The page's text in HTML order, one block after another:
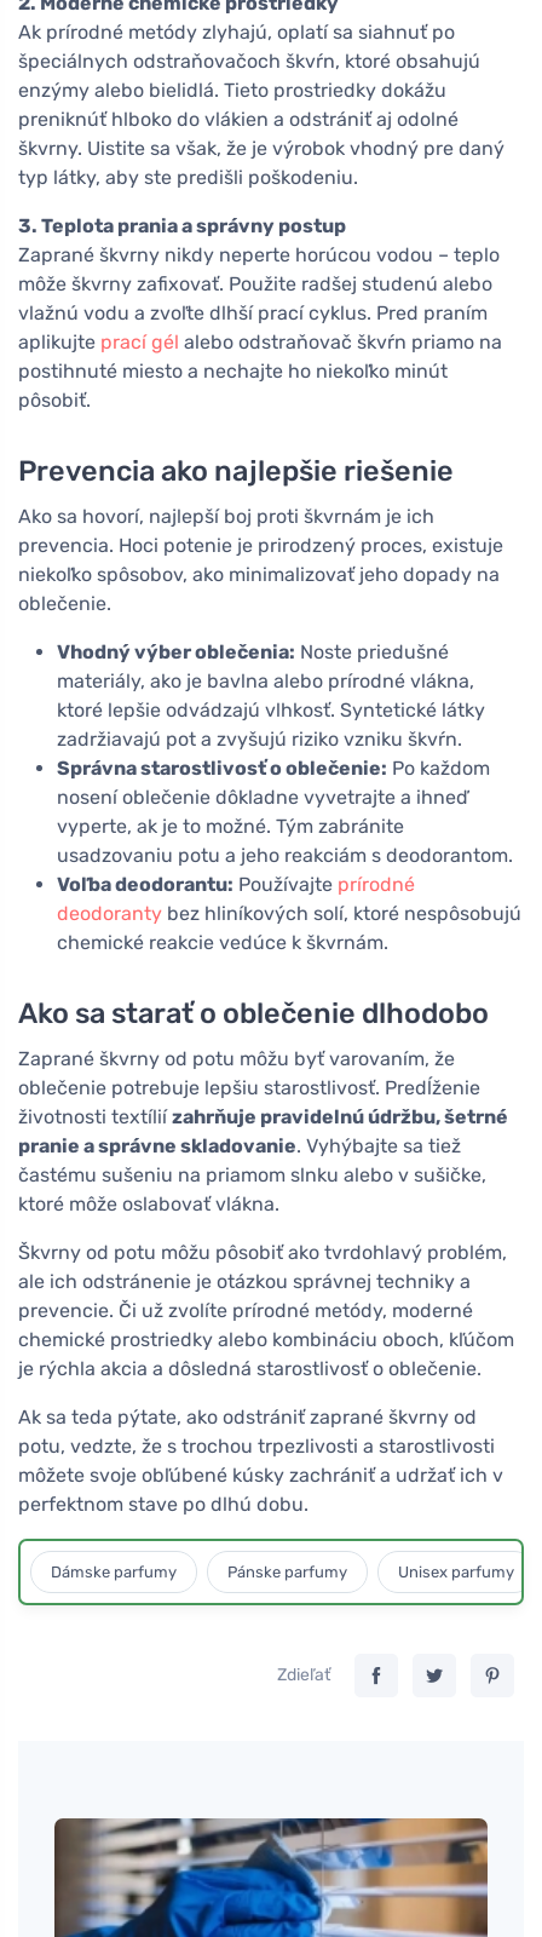
Ak prírodné metódy zlyhajú, oplatí sa siahnuť po
špeciálnych odstraňovačoch škvŕn, ktoré obsahujú
enzýmy alebo bielidlá. Tieto prostriedky dokážu
preniknúť hlboko do vlákien a odstrániť aj odolné
škvrny. Uistite sa však, že je výrobok vhodný pre daný
typ látky, aby ste predišli poškodeniu.
3. Teplota prania a správny postup
Zaprané škvrny nikdy neperte horúcou vodou – teplo
môže škvrny zafixovať. Použite radšej studenú alebo
vlažnú vodu a zvoľte dlhší prací cyklus. Pred praním
aplikujte prací gél alebo odstraňovač škvŕn priamo na
postihnuté miesto a nechajte ho niekoľko minút
pôsobiť.
Prevencia ako najlepšie riešenie
Ako sa hovorí, najlepší boj proti škvrnám je ich
prevencia. Hoci potenie je prirodzený proces, existuje
niekoľko spôsobov, ako minimalizovať jeho dopady na
oblečenie.
Vhodný výber oblečenia: Noste priedušné
materiály, ako je bavlna alebo prírodné vlákna,
ktoré lepšie odvádzajú vlhkosť. Syntetické látky
zadržiavajú pot a zvyšujú riziko vzniku škvŕn.
Správna starostlivosť o oblečenie: Po každom
nosení oblečenie dôkladne vyvetrajte a ihneď
vyperte, ak je to možné. Tým zabránite
usadzovaniu potu a jeho reakciám s deodorantom.
Voľba deodorantu: Používajte prírodné
deodoranty bez hliníkových solí, ktoré nespôsobujú
chemické reakcie vedúce k škvrnám.
Ako sa starať o oblečenie dlhodobo
Zaprané škvrny od potu môžu byť varovaním, že
oblečenie potrebuje lepšiu starostlivosť. Predĺženie
životnosti textíliízahrňuje pravidelnú údržbu, šetrné
pranie a správne skladovanie. Vyhýbajte sa tiež
častému sušeniu na priamom slnku alebo v sušičke,
ktoré môže oslabovať vlákna.
Škvrny od potu môžu pôsobiť ako tvrdohlavý problém,
ale ich odstránenie je otázkou správnej techniky a
prevencie. Či už zvolíte prírodné metódy, moderné
chemické prostriedky alebo kombináciu oboch, kľúčom
je rýchla akcia a dôsledná starostlivosť o oblečenie.
Ak sa teda pýtate, ako odstrániť zaprané škvrny od
potu, vedzte, že s trochou trpezlivosti a starostlivosti
môžete svoje obľúbené kúsky zachrániť a udržať ich v
perfektnom stave po dlhú dobu.
Dámske parfumy Pánske parfumy Unisex parfumy
Zdieľať